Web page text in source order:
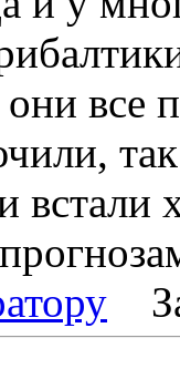
они все
встали